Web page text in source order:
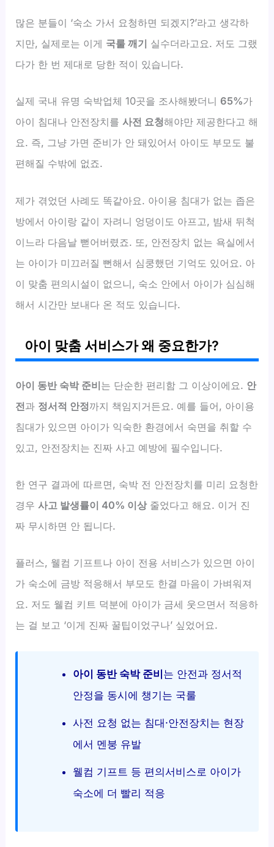
많은 분들이 ‘숙소 가서 요청하면 되겠지?’라고 생각하
지만, 실제로는 이게 국룰 깨기 실수더라고요. 저도 그랬
다가 한 번 제대로 당한 적이 있습니다.
실제 국내 유명 숙박업체 10곳을 조사해봤더니 65%가
아이 침대나 안전장치를사전 요청해야만 제공한다고 해
요. 즉, 그냥 가면 준비가 안 돼있어서 아이도 부모도 불
편해질 수밖에 없죠.
제가 겪었던 사례도 똑같아요. 아이용 침대가 없는 좁은
방에서 아이랑 같이 자려니 엉덩이도 아프고, 밤새 뒤척
이느라 다음날 뻗어버렸죠. 또, 안전장치 없는 욕실에서
는 아이가 미끄러질 뻔해서 심쿵했던 기억도 있어요. 아
이 맞춤 편의시설이 없으니, 숙소 안에서 아이가 심심해
해서 시간만 보내다 온 적도 있습니다.
아이 맞춤 서비스가 왜 중요한가?
아이 동반 숙박 준비는 단순한 편리함 그 이상이에요. 안
전과 정서적 안정까지 책임지거든요. 예를 들어, 아이용
침대가 있으면 아이가 익숙한 환경에서 숙면을 취할 수
있고, 안전장치는 진짜 사고 예방에 필수입니다.
한 연구 결과에 따르면, 숙박 전 안전장치를 미리 요청한
경우사고 발생률이 40% 이상줄었다고 해요. 이거 진
짜 무시하면 안 됩니다.
플러스, 웰컴 기프트나 아이 전용 서비스가 있으면 아이
가 숙소에 금방 적응해서 부모도 한결 마음이 가벼워져
요. 저도 웰컴 키트 덕분에 아이가 금세 웃으면서 적응하
는 걸 보고 ‘이게 진짜 꿀팁이었구나’ 싶었어요.
아이 동반 숙박 준비 는 안전과 정서적
안정을 동시에 챙기는 국룰
사전 요청 없는 침대·안전장치는 현장
에서 멘붕 유발
웰컴 기프트 등 편의서비스로 아이가
숙소에 더 빨리 적응